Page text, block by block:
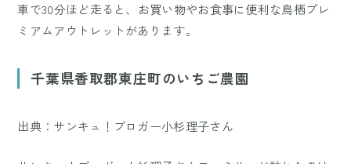
車で30分ほど走ると、お買い物やお食事に便利な鳥栖プレ
ミアムアウトレットがあります。
千葉県香取郡東庄町のいちご農園
出典：サンキュ！ブロガー小杉理子さん